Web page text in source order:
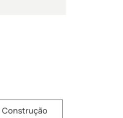
Construção